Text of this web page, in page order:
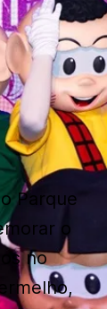
Parque
o
no